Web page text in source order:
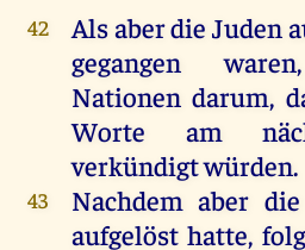
42 Alsaberdie Juden
gegangen
waren
Nationendarum,
Worte
am
verkündigtwürden.
43 Nachdem aber die
aufgelöst hatte,